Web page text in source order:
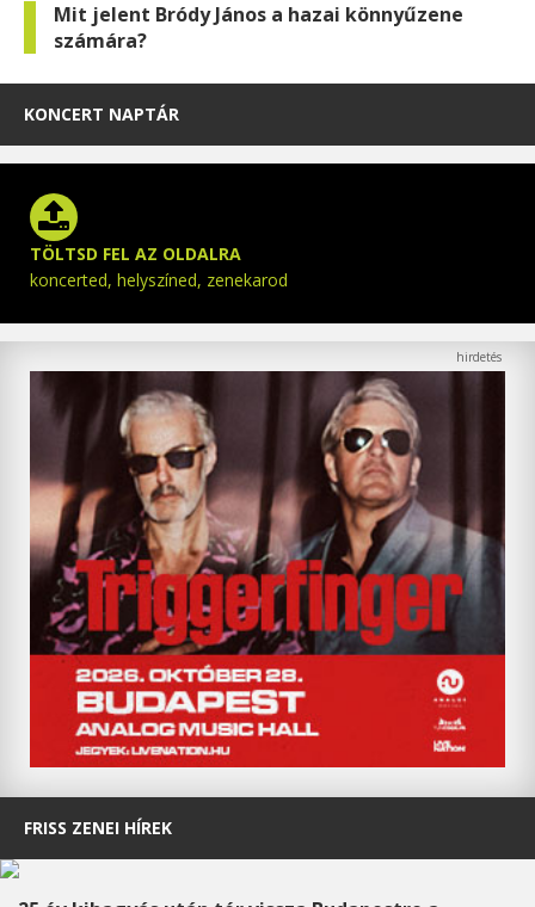
Mit jelent Bródy János a hazai könnyűzene
számára?
KONCERT NAPTÁR
TÖLTSD FEL AZ OLDALRA
koncerted, helyszíned, zenekarod
FRISS ZENEI HÍREK